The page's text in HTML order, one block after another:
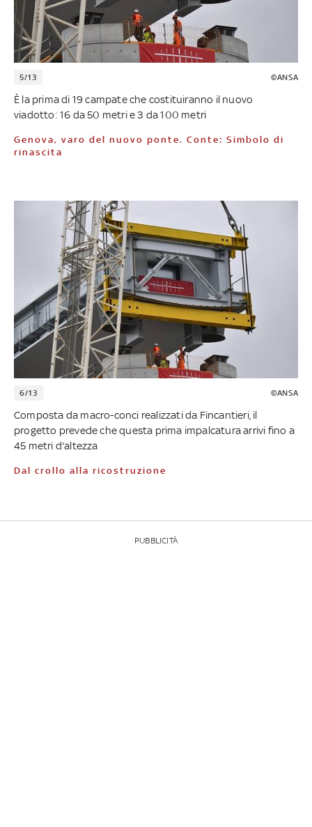
5/13 ©ANSA
È la prima di 19 campate che costituiranno il nuovo
viadotto: 16 da 50 metri e 3 da 100 metri
Genova, varo del nuovo ponte. Conte: Simbolo di
rinascita
6/13 ©ANSA
Composta da macro-conci realizzati da Fincantieri, il
progetto prevede che questa prima impalcatura arrivi fino a
45 metri d'altezza
Dal crollo alla ricostruzione
PUBBLICITÀ